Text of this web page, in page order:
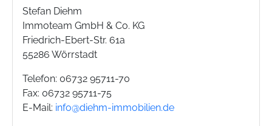
Stefan Diehm
Immoteam GmbH & Co. KG
Friedrich-Ebert-Str. 61a
55286 Wörrstadt
Telefon: 06732 95711-70
Fax: 06732 95711-75
E-Mail: info@diehm-immobilien.de